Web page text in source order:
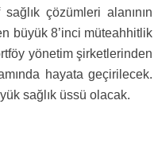
çözümleri alanının
büyük 8’inci müteahhitlik
yönetim şirketlerinden
hayata geçirilecek.
sağlık üssü olacak.